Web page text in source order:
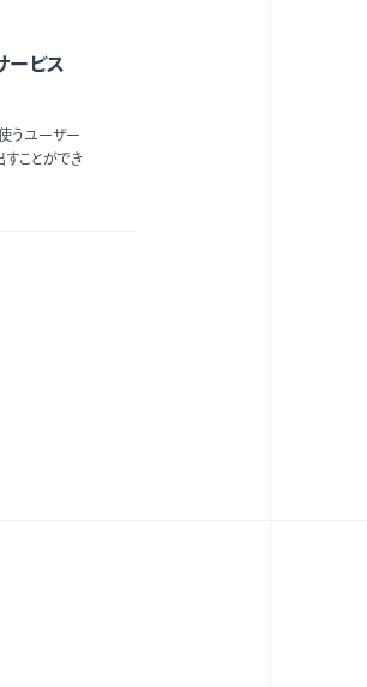
ービス
うユーザー
ことができ